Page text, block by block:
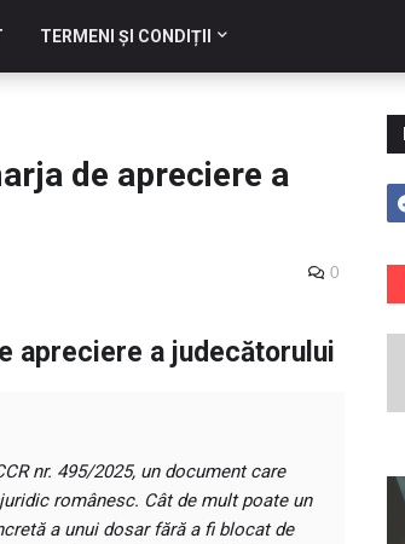
TERMENI ȘI CONDIȚII
de apreciere a
0
apreciere a judecătorului
nr. 495/2025, un document care
românesc. Cât de mult poate un
a unui dosar fără a fi blocat de